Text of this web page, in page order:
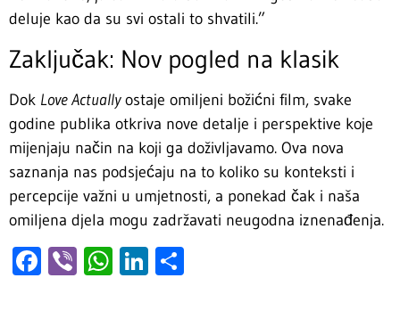
deluje kao da su svi ostali to shvatili.”
Zaključak: Nov pogled na klasik
Dok Love Actuallyostaje omiljeni božićni film, svake
godine publika otkriva nove detalje i perspektive koje
mijenjaju način na koji ga doživljavamo. Ova nova
saznanja nas podsjećaju na to koliko su konteksti i
percepcije važni u umjetnosti, a ponekad čak i naša
omiljena djela mogu zadržavati neugodna iznenađenja.
Facebook
ViberWhatsApp
LinkedIn